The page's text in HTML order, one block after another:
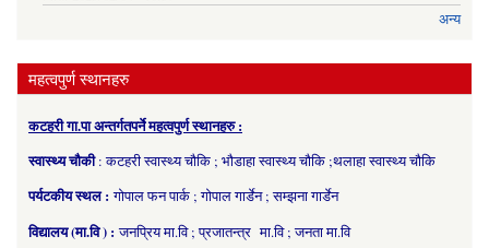
अन्य
महत्वपुर्ण स्थानहरु
कटहरी गा.पा अन्तर्गतपर्ने महत्वपुर्ण स्थानहरु :
स्वास्थ्य चौकी: कटहरी स्वास्थ्य चौकि ; भौडाहा स्वास्थ्य चौकि ;थलाहा स्वास्थ्य चौकि
पर्यटकीय स्थल :गोपाल फन पार्क ; गोपाल गार्डेन ; सम्झना गार्डेन
विद्यालय (मा.वि ) :जनप्रिय मा.वि ; प्रजातन्त्र मा.वि ; जनता मा.वि